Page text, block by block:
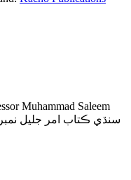
Muhammad Saleem